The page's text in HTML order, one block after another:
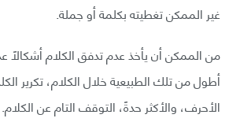
غير الممكن تغطيته بكلمة أو جملة.
من الممكن أن يأخذ عدم تدفق الكلام أشكالًا
أطول من تلك الطبيعية خلال الكلام، تكرير
الأحرف، والأكثر حدةً، التوقف التام عن الكلام.